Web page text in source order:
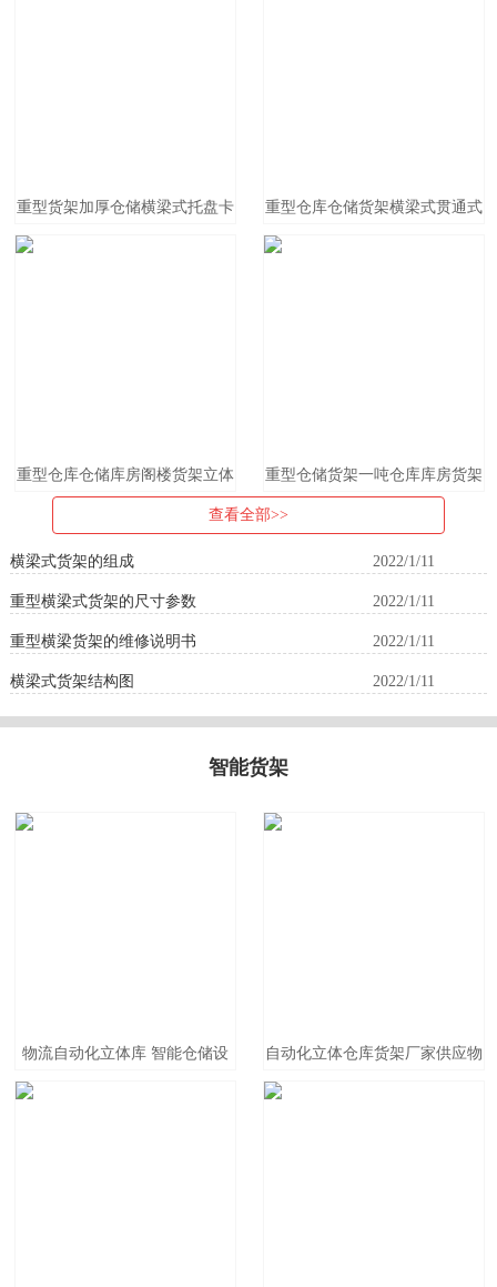
重型货架加厚仓储横梁式托盘卡
板架高位大型仓库工厂阁楼平台
重型仓库仓储货架横梁式贯通式
驶入式货架立体式重力式货架
重型仓库仓储库房阁楼货架立体
大型横梁托盘货架重力拆装高位
货架
重型仓储货架一吨仓库库房货架
定制大型横梁托盘卡板加厚承重
3吨
查看全部>>
横梁式货架的组成 2022/1/11
重型横梁式货架的尺寸参数 2022/1/11
重型横梁货架的维修说明书 2022/1/11
横梁式货架结构图 2022/1/11
智能货架
物流自动化立体库 智能仓储设
备系统仓储货架智能立体输送设
自动化立体仓库货架厂家供应物
流行业智能仓储自动化货架